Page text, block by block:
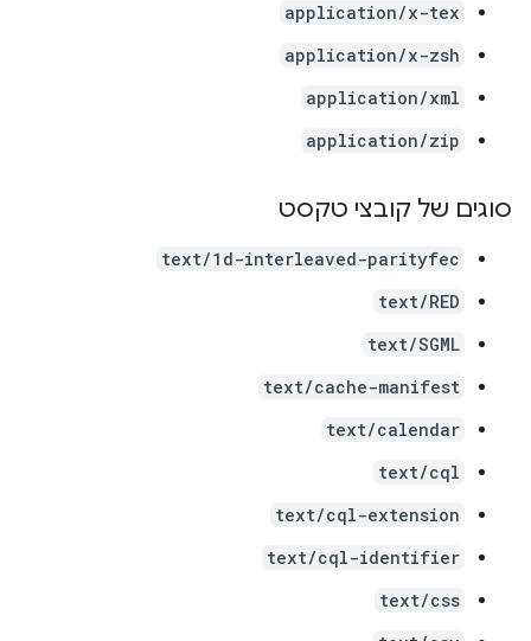
application/x-tex
application/x-zsh
application/xml
application/zip
סוגים של קובצי טקסט
text/1d-interleaved-parityfec
text/RED
text/SGML
text/cache-manifest
text/calendar
text/cql
text/cql-extension
text/cql-identifier
text/css